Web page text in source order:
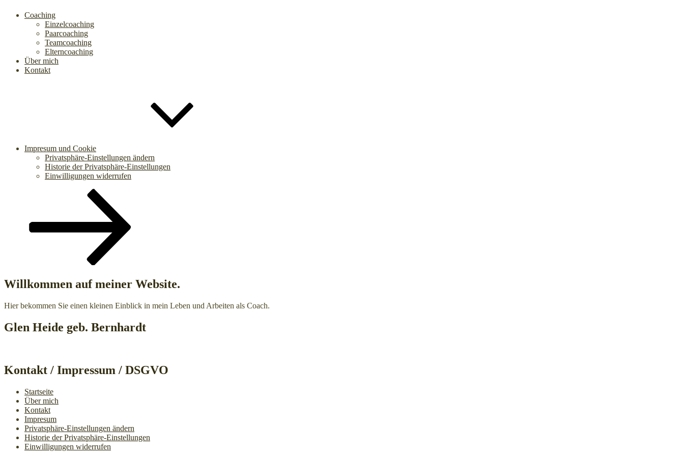
Coaching
Einzelcoaching
Paarcoaching
Teamcoaching
Elterncoaching
Über mich
Kontakt
Impresum und Cookie
Privatsphäre-Einstellungen ändern
Historie der Privatsphäre-Einstellungen
Einwilligungen widerrufen
Willkommen auf meiner Website.
Hier bekommen Sie einen kleinen Einblick in mein Leben und Arbeiten als Coach.
Glen Heide geb. Bernhardt
Kontakt / Impressum / DSGVO
Startseite
Über mich
Kontakt
Impresum
Privatsphäre-Einstellungen ändern
Historie der Privatsphäre-Einstellungen
Einwilligungen widerrufen